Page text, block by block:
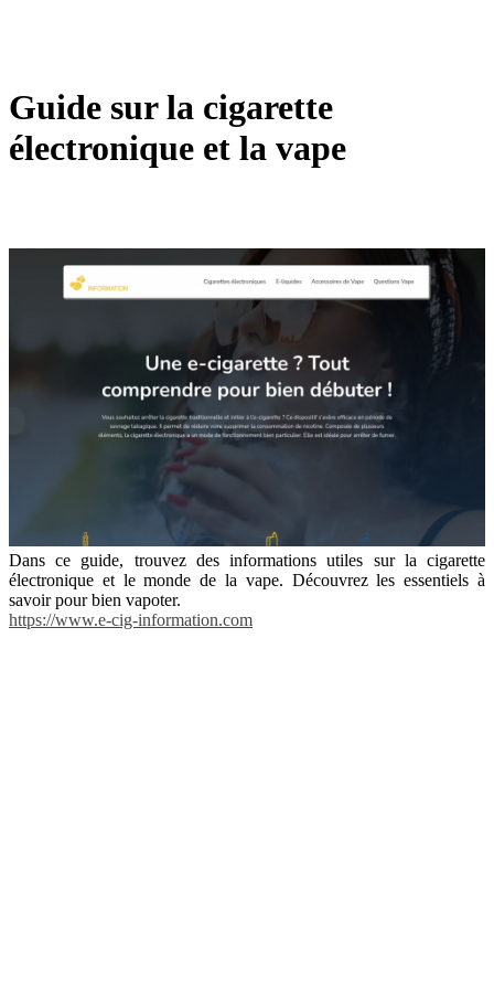
Guide sur la cigarette
électronique et la vape
Dans ce guide, trouvez des informations utiles sur la cigarette
électronique et le monde de la vape. Découvrez les essentiels à
savoir pour bien vapoter.
https://www.e-cig-information.com